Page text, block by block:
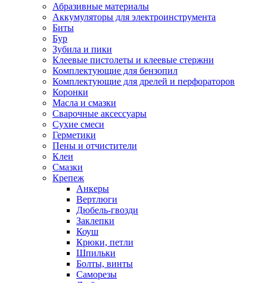
Абразивные материалы
Аккумуляторы для электроинструмента
Биты
Бур
Зубила и пики
Клеевые пистолеты и клеевые стержни
Комплектующие для бензопил
Комплектующие для дрелей и перфораторов
Коронки
Масла и смазки
Сварочные аксессуары
Сухие смеси
Герметики
Пены и отчистители
Клеи
Смазки
Крепеж
Анкеры
Вертлюги
Дюбель-гвозди
Заклепки
Коуш
Крюки, петли
Шпильки
Болты, винты
Саморезы